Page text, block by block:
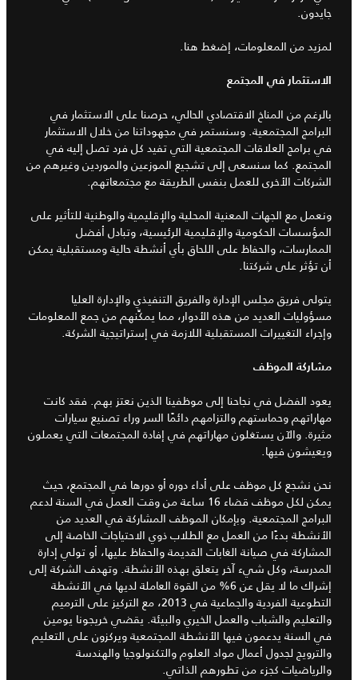
جايدون.
لمزيد من المعلومات، إضغط هنا.
الاستثمار في المجتمع
بالرغم من المناخ الاقتصادي الحالي، حرصنا على الاستثمار في
البرامج المجتمعية. وسنستمر في مجهوداتنا من خلال الاستثمار
في برامج العلاقات المجتمعية التي تفيد كل فرد تصل إليه في
المجتمع. كما سنسعى إلى تشجيع الموزعين والموردين وغيرهم من
الشركات الأخرى للعمل بنفس الطريقة مع مجتمعاتهم.
ونعمل مع الجهات المعنية المحلية والإقليمية والوطنية للتأثير على
المؤسسات الحكومية والإقليمية الرئيسية، وتبادل أفضل
الممارسات، والحفاظ على اللحاق بأي أنشطة حالية ومستقبلية يمكن
أن تؤثر على شركتنا.
يتولى فريق مجلس الإدارة والفريق التنفيذي والإدارة العليا
مسؤوليات العديد من هذه الأدوار، مما يمكِّنهم من جمع المعلومات
وإجراء التغييرات المستقبلية اللازمة في إستراتيجية الشركة.
مشاركة الموظف
يعود الفضل في نجاحنا إلى موظفينا الذين نعتز بهم. فقد كانت
مهاراتهم وحماستهم والتزامهم دائمًا السر وراء تصنيع سيارات
مثيرة. والآن يستغلون مهاراتهم في إفادة المجتمعات التي يعملون
ويعيشون فيها.
نحن نشجع كل موظف على أداء دوره أو دورها في المجتمع، حيث
يمكن لكل موظف قضاء 16 ساعة من وقت العمل في السنة لدعم
البرامج المجتمعية. وبإمكان الموظف المشاركة في العديد من
الأنشطة بدءًا من العمل مع الطلاب ذوي الاحتياجات الخاصة إلى
المشاركة في صيانة الغابات القديمة والحفاظ عليها، أو تولي إدارة
المدرسة، وكل شيء آخر يتعلق بهذه الأنشطة. وتهدف الشركة إلى
إشراك ما لا يقل عن 6% من القوة العاملة لديها في الأنشطة
التطوعية الفردية والجماعية في 2013، مع التركيز على الترميم
والتعليم والشباب والعمل الخيري والبيئة. يقضي خريجونا يومين
في السنة يدعمون فيها الأنشطة المجتمعية ويركزون على التعليم
والترويج لجدول أعمال مواد العلوم والتكنولوجيا والهندسة
والرياضيات كجزء من تطورهم الذاتي.